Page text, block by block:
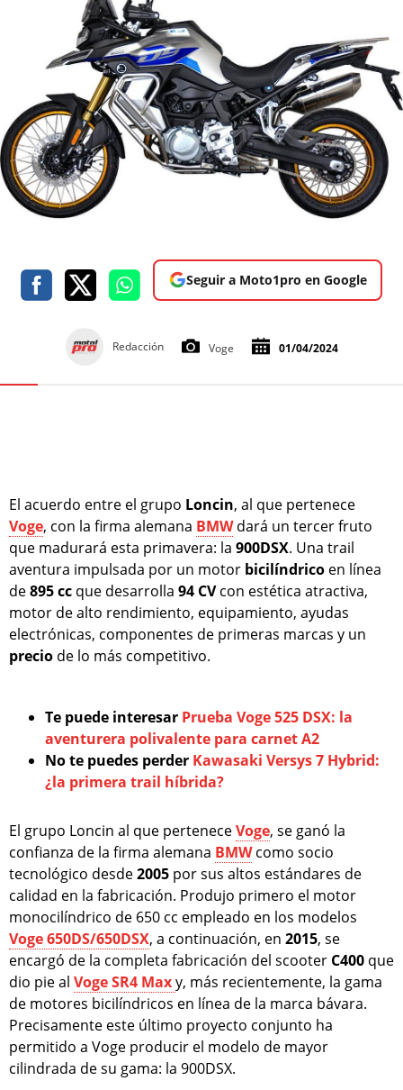
Seguir a Moto1pro en Google
Redacción Voge 01/04/2024
El acuerdo entre el grupo Loncin, al que pertenece
Voge, con la firma alemana BMWdará un tercer fruto
que madurará esta primavera: la 900DSX. Una trail
aventura impulsada por un motor bicilíndrico en línea
de895 cc que desarrolla 94 CVcon estética atractiva,
motor de alto rendimiento, equipamiento, ayudas
electrónicas, componentes de primeras marcas y un
precio de lo más competitivo.
Te puede interesar Prueba Voge 525 DSX: la
aventurera polivalente para carnet A2
No te puedes perder Kawasaki Versys 7 Hybrid:
¿la primera trail híbrida?
El grupo Loncin al que perteneceVoge, se ganó la
confianza de la firma alemana BMWcomo socio
tecnológico desde2005 por sus altos estándares de
calidad en la fabricación. Produjo primero el motor
monocilíndrico de 650 cc empleado en los modelos
Voge 650DS/650DSX, a continuación, en 2015, se
encargó de la completa fabricación del scooter C400 que
dio pie al Voge SR4 Maxy, más recientemente, la gama
de motores bicilíndricos en línea de la marca bávara.
Precisamente este último proyecto conjunto ha
permitido a Voge producir el modelo de mayor
cilindrada de su gama: la 900DSX.